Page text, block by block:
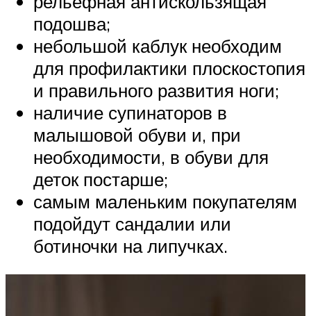
подошва;
небольшой каблук необходим
для профилактики плоскостопия
и правильного развития ноги;
наличие супинаторов в
малышовой обуви и, при
необходимости, в обуви для
деток постарше;
самым маленьким покупателям
подойдут сандалии или
ботиночки на липучках.